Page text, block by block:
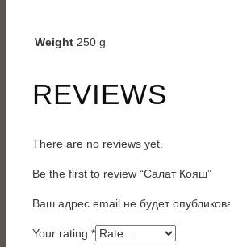
Weight 250 g
REVIEWS
There are no reviews yet.
Be the first to review “Салат Кояш”
Ваш адрес email не будет
Your rating *